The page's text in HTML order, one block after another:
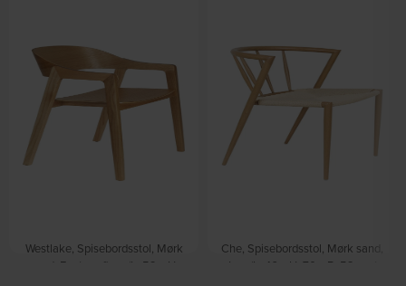
Westlake, Spisebordsstol, Mørk
sand, Egetræsfiner (L: 52 x H:
Che, Spisebordsstol, Mørk sand,
Jern (L: 46 x H: 70 x B: 52 cm.)